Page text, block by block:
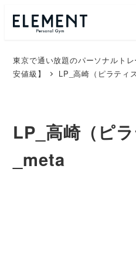
東京で通い放題のパーソナルト
安値級】
LP_高崎（ピラティ
LP_高崎（ピラ
_meta